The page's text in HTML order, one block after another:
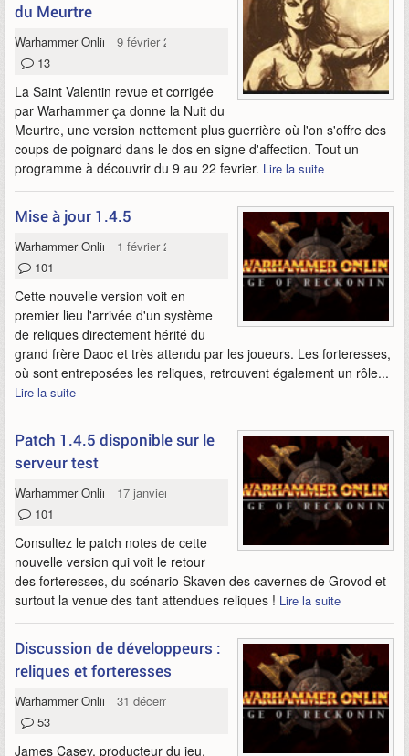
du Meurtre
Warhammer Online
9 février 2012
13
La Saint Valentin revue et corrigée
par Warhammer ça donne la Nuit du
Meurtre, une version nettement plus guerrière où l'on s'offre des
coups de poignard dans le dos en signe d'affection. Tout un
programme à découvrir du 9 au 22 fevrier. Lire la suite
Mise à jour 1.4.5
Warhammer Online
1 février 2012
101
Cette nouvelle version voit en
premier lieu l'arrivée d'un système
de reliques directement hérité du
grand frère Daoc et très attendu par les joueurs. Les forteresses,
où sont entreposées les reliques, retrouvent également un rôle...
Lire la suite
Patch 1.4.5 disponible sur le
serveur test
Warhammer Online
17 janvier 2012
101
Consultez le patch notes de cette
nouvelle version qui voit le retour
des forteresses, du scénario Skaven des cavernes de Grovod et
surtout la venue des tant attendues reliques ! Lire la suite
Discussion de développeurs :
reliques et forteresses
Warhammer Online
31 décembre 2011
53
James Casey, producteur du jeu,